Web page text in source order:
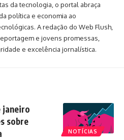
da tecnologia, o portal abraça
política e economia ao
A redação do Web Flush,
e jovens promessas,
e excelência jornalística.
NOTÍCIAS
janeiro
sobre